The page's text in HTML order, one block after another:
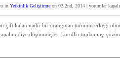
in Yetkinlik Geliştirme on 02 2nd, 2014 | Yaşam
“Havuz
Problemleri”
yorumlar kapalı
çift kalan nadir bir orangutan türünün erkeği
diye düşünmüşler; kurullar toplanmış;